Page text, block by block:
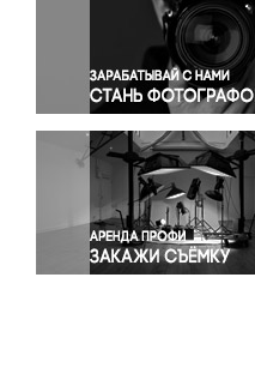
Политика
Правосудие
Происшествия и
Религия
Светская жизнь
Спорт
Экология
Экономика и бизнес